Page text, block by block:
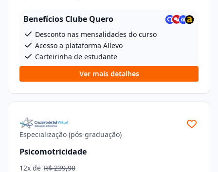
Benefícios Clube Quero
Desconto nas mensalidades do curso
Acesso a plataforma Allevo
Carteirinha de estudante
Ver mais detalhes
Especialização (pós-graduação)
Psicomotricidade
12x de R$ 239,90